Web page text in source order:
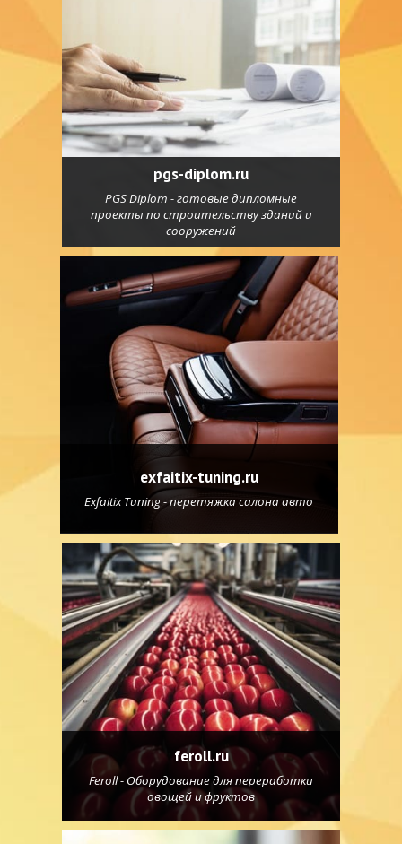
pgs-diplom.ru
PGS Diplom - готовые дипломные
проекты по строительству зданий и
сооружений
exfaitix-tuning.ru
Exfaitix Tuning - перетяжка салона авто
feroll.ru
Feroll - Оборудование для переработки
овощей и фруктов